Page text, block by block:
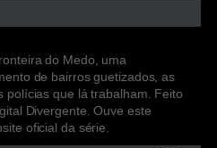
do Medo, uma
de bairros guetizados, as
polícias que lá trabalham. Feito
Divergente. Ouve este
oficial da série.